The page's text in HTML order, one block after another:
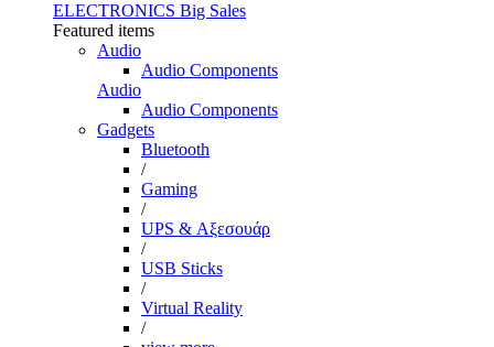
ELECTRONICS Big Sales
Featured items
Audio
Audio Components
Audio
Audio Components
Gadgets
Bluetooth
/
Gaming
/
UPS & Αξεσουάρ
/
USB Sticks
/
Virtual Reality
/